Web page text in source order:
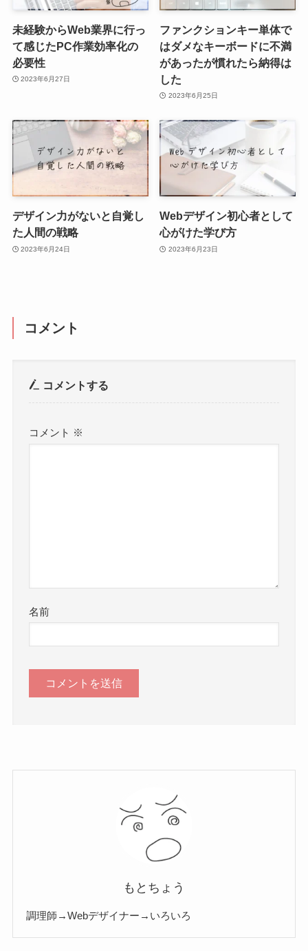
未経験からWeb業界に行っ
て感じたPC作業効率化の
必要性
2023年6月27日
ファンクションキー単体で
はダメなキーボードに不満
があったが慣れたら納得は
した
2023年6月25日
デザイン力がないと自覚し
た人間の戦略
2023年6月24日
Webデザイン初心者として
心がけた学び方
2023年6月23日
コメント
コメントする
コメント ※
名前
もとちょう
調理師→Webデザイナー→いろいろ